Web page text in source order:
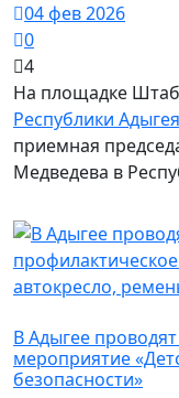
04 фев 2026
0
4
На площадке
Республики Адыгея
приемная
Медведева в
В Адыгее
мероприятие
безопасности»